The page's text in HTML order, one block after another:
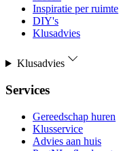
Inspiratie per ruimte
DIY's
Klusadvies
Klusadvies
Services
Gereedschap huren
Klusservice
Advies aan huis